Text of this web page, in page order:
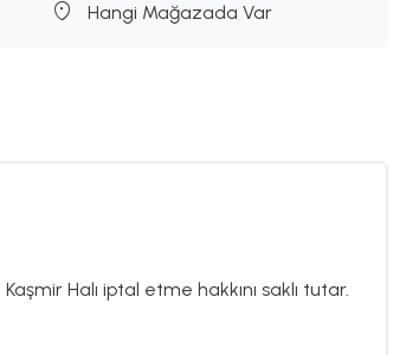
Hangi Mağazada Var
Halı iptal etme hakkını saklı tutar.